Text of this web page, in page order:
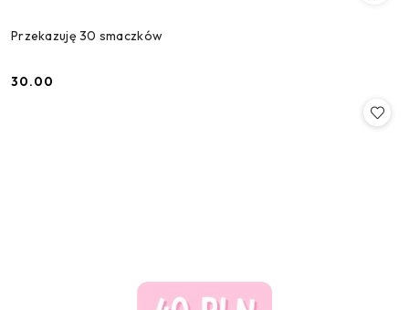
Przekazuję 30 smaczków
Cena:
30.00